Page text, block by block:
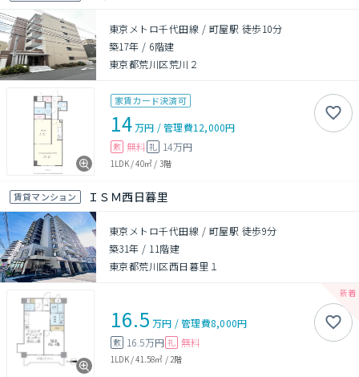
東京メトロ千代田線 / 町屋駅 徒歩10分
築17年 / 6階建
東京都荒川区荒川２
家賃カード決済可
14万円 /管理費12,000円
敷 無料 礼 14万円
1LDK/40㎡ / 3階
賃貸マンション ＩＳＭ西日暮里
東京メトロ千代田線 / 町屋駅 徒歩9分
築31年 / 11階建
東京都荒川区西日暮里１
16.5 万円 /管理費8,000円
敷 16.5万円 礼 無料
1LDK/41.58㎡ / 2階